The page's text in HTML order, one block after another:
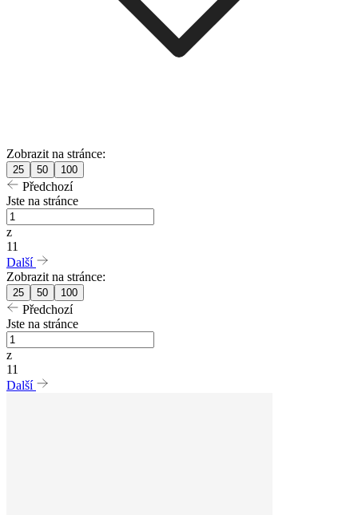
Zobrazit na stránce:
25 50 100
Předchozí
Jste na stránce
z
11
Další
Zobrazit na stránce:
25 50 100
Předchozí
Jste na stránce
z
11
Další